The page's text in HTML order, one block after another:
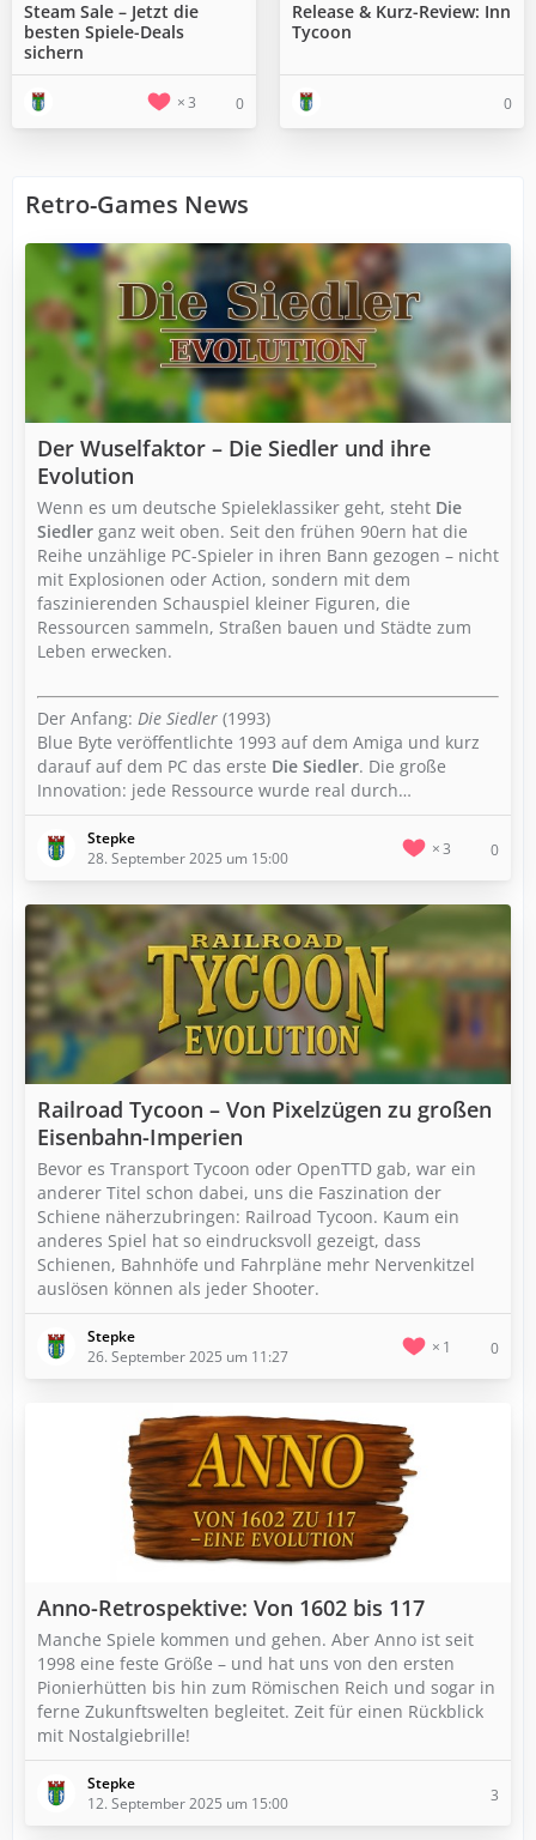
Steam Sale – Jetzt die
besten Spiele-Deals
sichern
3 0
Release & Kurz-Review: Inn
Tycoon
0
Retro-Games News
Der Wuselfaktor – Die Siedler und ihre
Evolution
Wenn es um deutsche Spieleklassiker geht, steht Die
Siedler ganz weit oben. Seit den frühen 90ern hat die
Reihe unzählige PC-Spieler in ihren Bann gezogen – nicht
mit Explosionen oder Action, sondern mit dem
faszinierenden Schauspiel kleiner Figuren, die
Ressourcen sammeln, Straßen bauen und Städte zum
Leben erwecken.
Der Anfang: Die Siedler (1993)
Blue Byte veröffentlichte 1993 auf dem Amiga und kurz
darauf auf dem PC das erste Die Siedler. Die große
Innovation: jede Ressource wurde real durch…
Stepke
28. September 2025 um 15:00
3 0
Railroad Tycoon – Von Pixelzügen zu großen
Eisenbahn-Imperien
Bevor es Transport Tycoon oder OpenTTD gab, war ein
anderer Titel schon dabei, uns die Faszination der
Schiene näherzubringen: Railroad Tycoon. Kaum ein
anderes Spiel hat so eindrucksvoll gezeigt, dass
Schienen, Bahnhöfe und Fahrpläne mehr Nervenkitzel
auslösen können als jeder Shooter.
Stepke
26. September 2025 um 11:27
1 0
Anno-Retrospektive: Von 1602 bis 117
Manche Spiele kommen und gehen. Aber Anno ist seit
1998 eine feste Größe – und hat uns von den ersten
Pionierhütten bis hin zum Römischen Reich und sogar in
ferne Zukunftswelten begleitet. Zeit für einen Rückblick
mit Nostalgiebrille!
Stepke
12. September 2025 um 15:00
3